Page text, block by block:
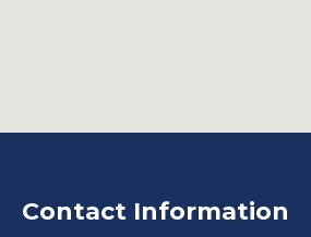
Contact Information